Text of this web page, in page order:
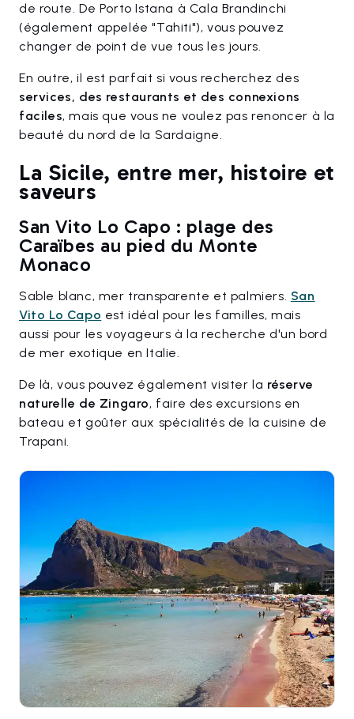
de route. De Porto Istana à Cala Brandinchi
(également appelée "Tahiti"), vous pouvez
changer de point de vue tous les jours.
En outre, il est parfait si vous recherchez des
services, des restaurants et des connexions
faciles, mais que vous ne voulez pas renoncer à la
beauté du nord de la Sardaigne.
La Sicile, entre mer, histoire et
saveurs
San Vito Lo Capo : plage des
Caraïbes au pied du Monte
Monaco
Sable blanc, mer transparente et palmiers. San
Vito Lo Capo est idéal pour les familles, mais
aussi pour les voyageurs à la recherche d'un bord
de mer exotique en Italie.
De là, vous pouvez également visiter la réserve
naturelle de Zingaro, faire des excursions en
bateau et goûter aux spécialités de la cuisine de
Trapani.